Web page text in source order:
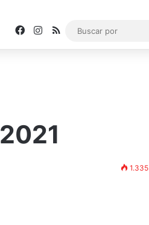
Facebook
Instagram
RSS
1.335